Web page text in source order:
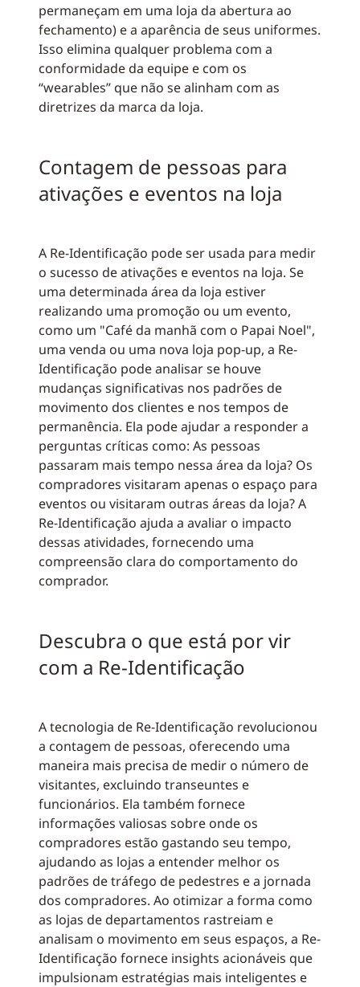
permaneçam em uma loja da abertura ao
fechamento) e a aparência de seus uniformes.
Isso elimina qualquer problema com a
conformidade da equipe e com os
“wearables” que não se alinham com as
diretrizes da marca da loja.
Contagem de pessoas para
ativações e eventos na loja
A Re-Identificação pode ser usada para medir
o sucesso de ativações e eventos na loja. Se
uma determinada área da loja estiver
realizando uma promoção ou um evento,
como um "Café da manhã com o Papai Noel",
uma venda ou uma nova loja pop-up, a Re-
Identificação pode analisar se houve
mudanças significativas nos padrões de
movimento dos clientes e nos tempos de
permanência. Ela pode ajudar a responder a
perguntas críticas como: As pessoas
passaram mais tempo nessa área da loja? Os
compradores visitaram apenas o espaço para
eventos ou visitaram outras áreas da loja? A
Re-Identificação ajuda a avaliar o impacto
dessas atividades, fornecendo uma
compreensão clara do comportamento do
comprador.
Descubra o que está por vir
com a Re-Identificação
A tecnologia de Re-Identificação revolucionou
a contagem de pessoas, oferecendo uma
maneira mais precisa de medir o número de
visitantes, excluindo transeuntes e
funcionários. Ela também fornece
informações valiosas sobre onde os
compradores estão gastando seu tempo,
ajudando as lojas a entender melhor os
padrões de tráfego de pedestres e a jornada
dos compradores. Ao otimizar a forma como
as lojas de departamentos rastreiam e
analisam o movimento em seus espaços, a Re-
Identificação fornece insights acionáveis que
impulsionam estratégias mais inteligentes e